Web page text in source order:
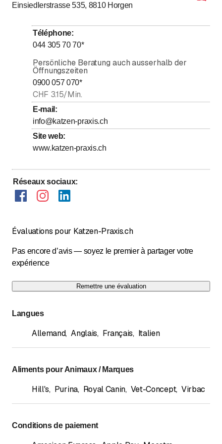
Mardi
Mercredi
8:00- jusqu’à
18:00
Jeudi
Vendredi
8: 00 15
Samedi
Dimanche
wir haben immer durchgehend offen und sind auch
über Mittag für Sie da!
Einsiedlerstrasse 535, 8810 Horgen
Téléphone:
044 305 70 70*
Persönliche Beratung auch ausserhalb der
Öffnungszeiten
0900 057 070*
CHF 3.15/Min.
E-mail :
info@katzen-praxis.ch
Site web:
www.katzen-praxis.ch
Réseaux sociaux:
Évaluations pour Katzen-Praxis.ch
Pas encore d’avis — soyez le premier à partager votre
expérience
Remettre une évaluation
Langues
Allemand, Anglais, Français, Italien
Aliments pour Animaux / Marques
Hill's, Purina, Royal Canin, Vet-Concept, Virbac
Conditions de paiement